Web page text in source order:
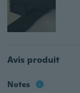
Avis produit
Notes